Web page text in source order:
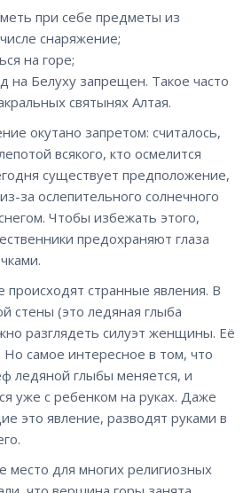
при себе предметы из
снаряжение;
на горе;
Белуху запрещен. Такое часто
святынях Алтая.
окутано запретом: считалось,
всякого, кто осмелится
существует предположение,
за ослепительного солнечного
Чтобы избежать этого,
предохраняют глаза
происходят странные явления. В
стены (это ледяная глыба
разглядеть силуэт женщины. Её
самое интересное в том, что
ледяной глыбы меняется, и
уже с ребенком на руках. Даже
это явление, разводят руками в
место для многих религиозных